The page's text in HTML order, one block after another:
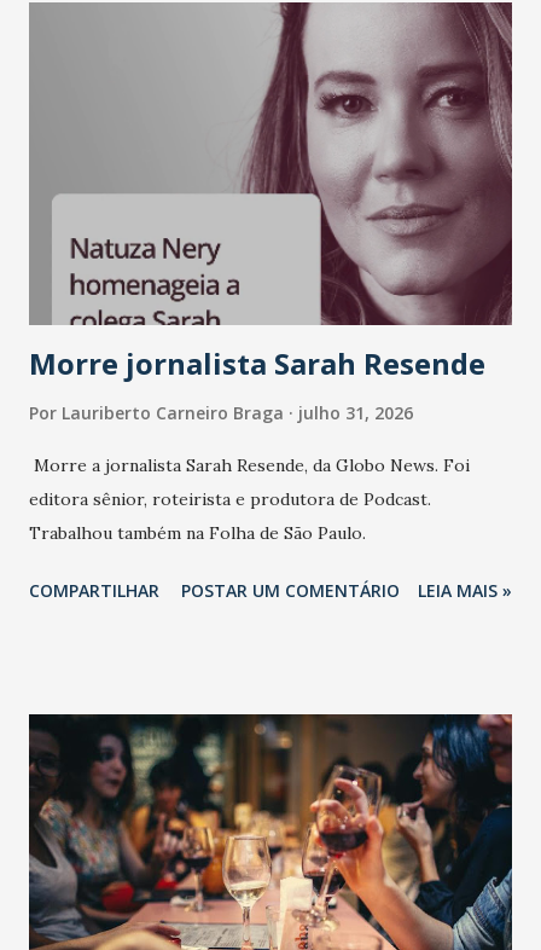
LinkedIn, VISA, Grupo 3corações, TikTok e M. Dias Branco.
A nova edição chega em um momento em que autenticidade
e consistência ganham peso nas conversas sobre marca,
liderança e estratégia. - Vivemos um momento em que todo
mundo fala muito e poucos entregam de verdade. O NM2B
sempre existiu para dar palco a quem constrói com
consistência, e nesta edição isso fica ainda mais claro.
Vamos reforçar que ser genuíno sustenta a confiança entre
marcas, pessoas e mercado", afirma Tamires So...
Morre jornalista Sarah Resende
Por Lauriberto Carneiro Braga julho 31, 2026
Morre a jornalista Sarah Resende, da Globo News. Foi
editora sênior, roteirista e produtora de Podcast.
Trabalhou também na Folha de São Paulo.
COMPARTILHAR POSTAR UM COMENTÁRIO LEIA MAIS »